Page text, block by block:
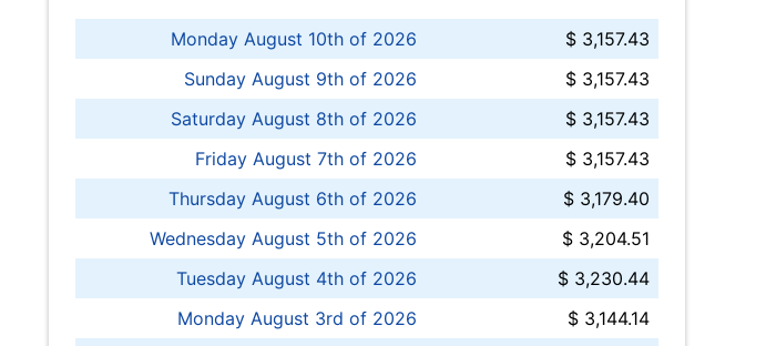
Monday August 10th of 2026
$ 3,157.43
Sunday August 9th of 2026
$ 3,157.43
Saturday August 8th of 2026
$ 3,157.43
Friday August 7th of 2026
$ 3,157.43
Thursday August 6th of 2026
$ 3,179.40
Wednesday August 5th of 2026
$ 3,204.51
Tuesday August 4th of 2026
$ 3,230.44
Monday August 3rd of 2026
$ 3,144.14